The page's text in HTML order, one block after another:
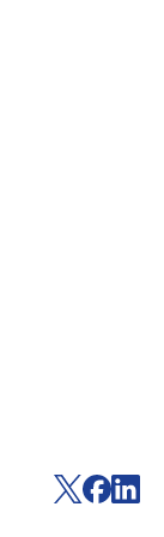
Volg de
Volg